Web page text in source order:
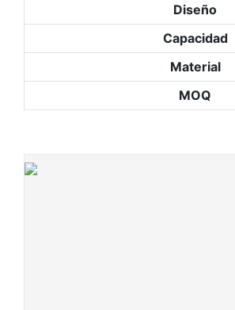
Diseño
Capacidad
Material
MOQ